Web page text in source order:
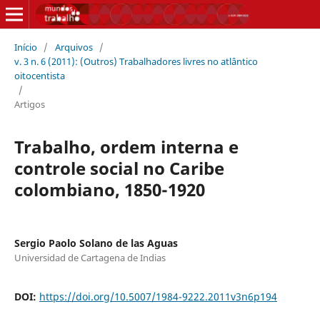
Início / Arquivos /
v. 3 n. 6 (2011): (Outros) Trabalhadores livres no atlântico
oitocentista
/
Artigos
Trabalho, ordem interna e
controle social no Caribe
colombiano, 1850-1920
Sergio Paolo Solano de las Aguas
Universidad de Cartagena de Indias
DOI: https://doi.org/10.5007/1984-9222.2011v3n6p194